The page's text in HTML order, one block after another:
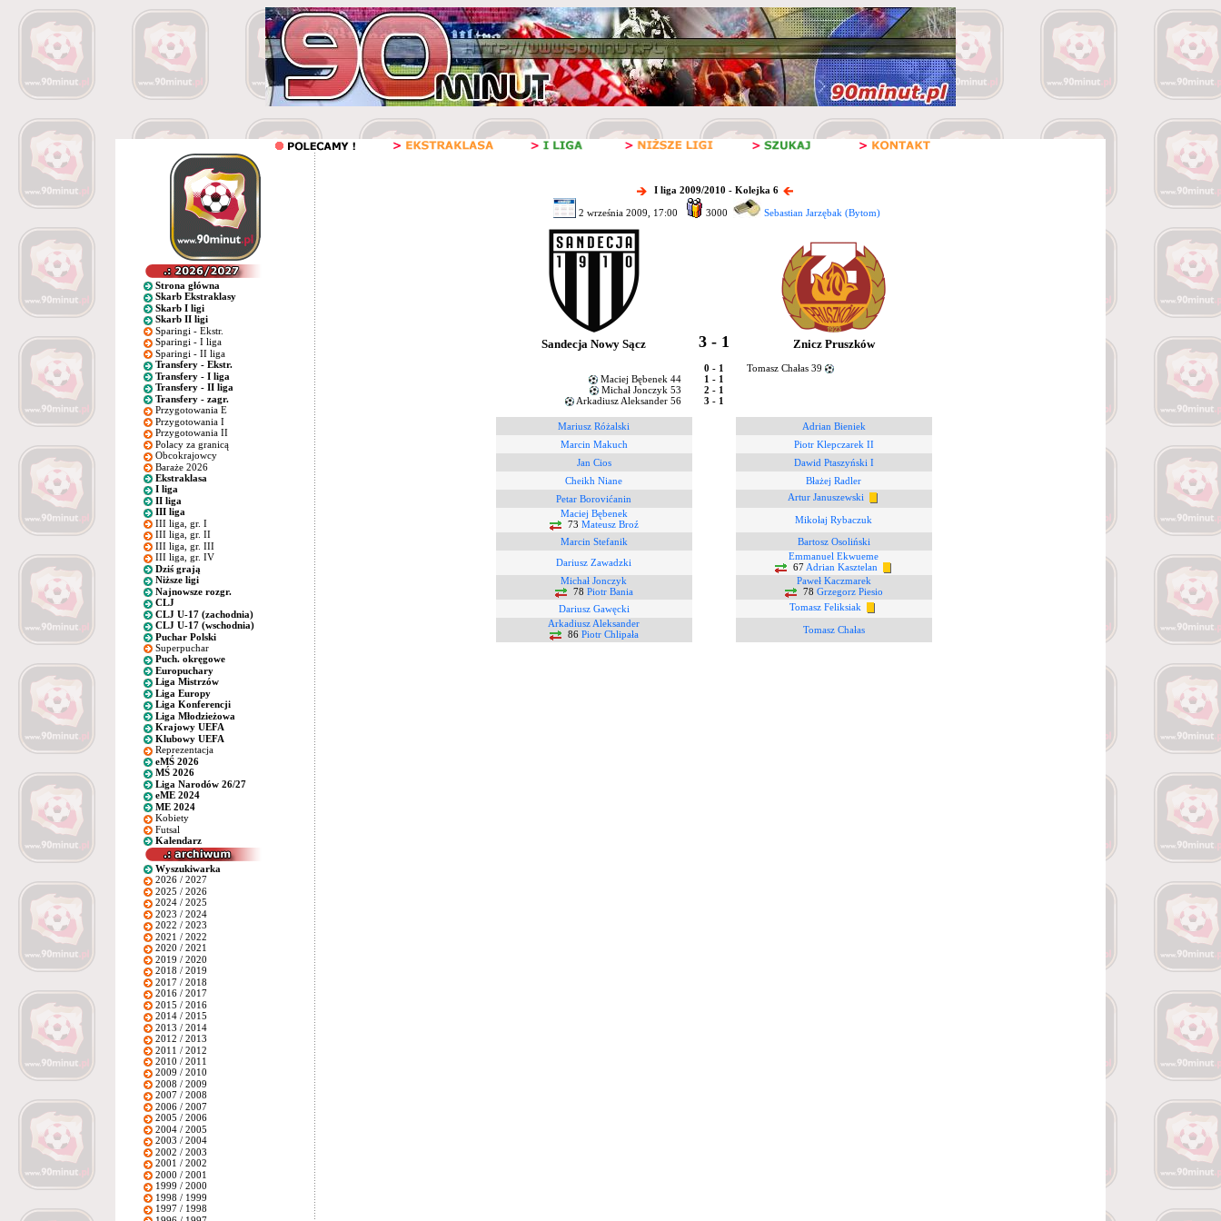
Strona główna
Skarb Ekstraklasy
Skarb I ligi
Skarb II ligi
Sparingi - Ekstr.
Sparingi - I liga
Sparingi - II liga
Transfery - Ekstr.
Transfery - I liga
Transfery - II liga
Transfery - zagr.
Przygotowania E
Przygotowania I
Przygotowania II
Polacy za granicą
Obcokrajowcy
Baraże 2026
Ekstraklasa
I liga
II liga
III liga
III liga, gr. I
III liga, gr. II
III liga, gr. III
III liga, gr. IV
Dziś grają
Niższe ligi
Najnowsze rozgr.
CLJ
CLJ U-17 (zachodnia)
CLJ U-17 (wschodnia)
Puchar Polski
Superpuchar
Puch. okręgowe
Europuchary
Liga Mistrzów
Liga Europy
Liga Konferencji
Liga Młodzieżowa
Krajowy UEFA
Klubowy UEFA
Reprezentacja
eMŚ 2026
MŚ 2026
Liga Narodów 26/27
eME 2024
ME 2024
Kobiety
Futsal
Kalendarz
Wyszukiwarka
2026 / 2027
2025 / 2026
2024 / 2025
2023 / 2024
2022 / 2023
2021 / 2022
2020 / 2021
2019 / 2020
2018 / 2019
2017 / 2018
2016 / 2017
2015 / 2016
2014 / 2015
2013 / 2014
2012 / 2013
2011 / 2012
2010 / 2011
2009 / 2010
2008 / 2009
2007 / 2008
2006 / 2007
2005 / 2006
2004 / 2005
2003 / 2004
2002 / 2003
2001 / 2002
2000 / 2001
1999 / 2000
1998 / 1999
1997 / 1998
I liga 2009/2010 - Kolejka 6
2 września 2009, 17:00 3000 Sebastian Jarzębak (Bytom)
Sandecja Nowy Sącz 3 - 1 Znicz Pruszków
0 - 1
Tomasz Chałas 39
Maciej Bębenek 44
1 - 1
Michał Jonczyk 53
2 - 1
Arkadiusz Aleksander 56
3 - 1
Mariusz Różalski
Adrian Bieniek
Marcin Makuch
Piotr Klepczarek II
Jan Cios
Dawid Ptaszyński I
Cheikh Niane
Błażej Radler
Petar Borovićanin
Artur Januszewski
Maciej Bębenek
73 Mateusz Broź
Mikołaj Rybaczuk
Marcin Stefanik
Bartosz Osoliński
Dariusz Zawadzki
Emmanuel Ekwueme
67 Adrian Kasztelan
Michał Jonczyk
78 Piotr Bania
Paweł Kaczmarek
78 Grzegorz Piesio
Dariusz Gawęcki
Tomasz Feliksiak
Arkadiusz Aleksander
86 Piotr Chlipała Tomasz Chałas